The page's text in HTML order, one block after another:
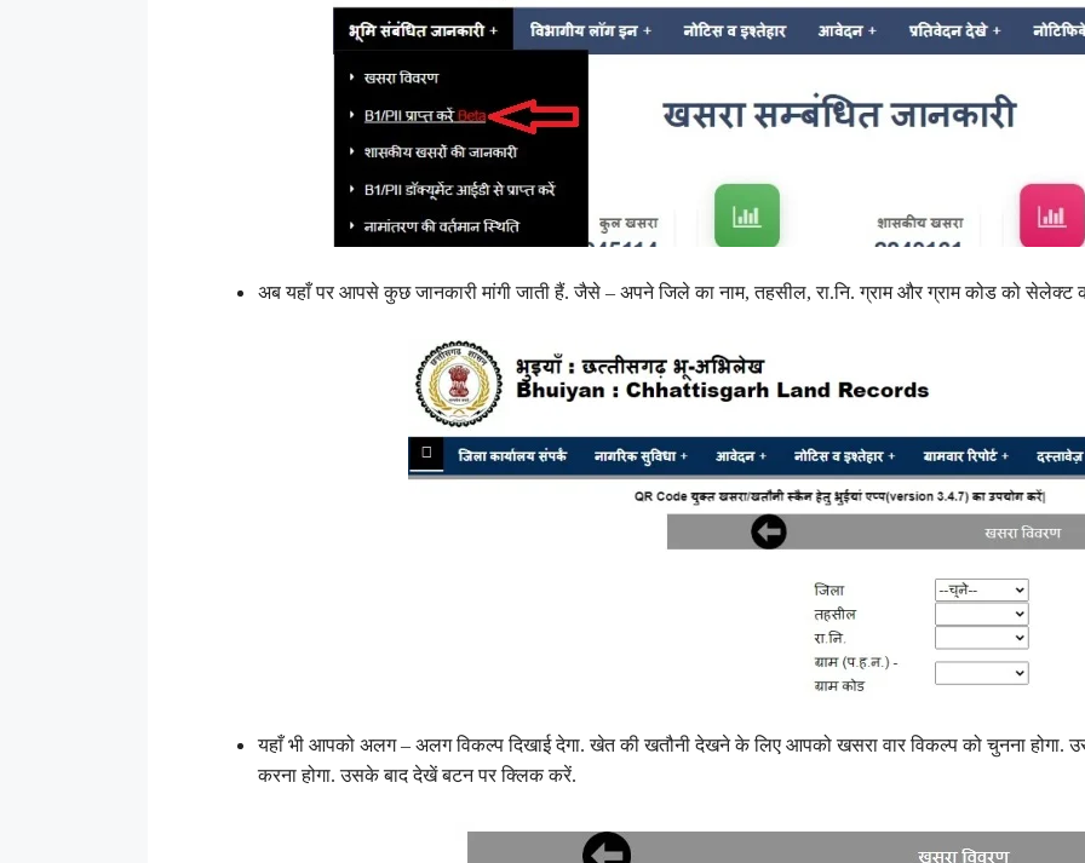
अब यहाँ पर आपसे कुछ जानकारी मांगी जाती हैं. जैसे – अपने जिले का नाम, तहसील, रा.नि. ग्राम और ग्राम कोड को सेलेक्ट
यहाँ भी आपको अलग – अलग विकल्प दिखाई देगा. खेत की खतौनी देखने के लिए आपको खसरा वार विकल्प को चुनना होगा.
करना होगा. उसके बाद देखें बटन पर क्लिक करें.